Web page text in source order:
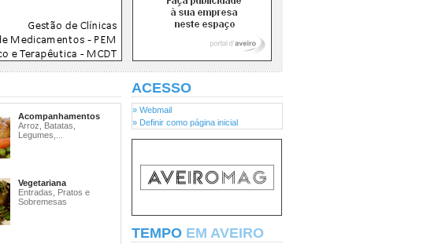
Acompanhamentos
Arroz, Batatas,
Legumes,...
Vegetariana
Entradas, Pratos e
Sobremesas
ACESSO
» Webmail
» Definir como página inicial
TEMPO EM AVEIRO